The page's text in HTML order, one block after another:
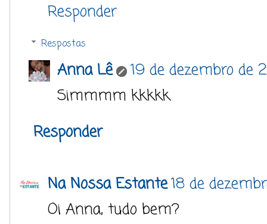
Responder
Respostas
Anna Lê
19 de dezembro de
Simmmm kkkkk
Responder
Na Nossa Estante18 de
Oi Anna, tudo bem?